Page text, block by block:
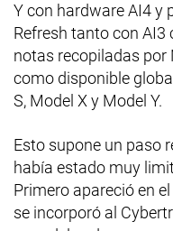
Y con hardware AI4 y
Refresh tanto con AI3
notas recopiladas por
como disponible
S, Model X y Model Y.
Esto supone un paso
había estado muy
Primero apareció en
se incorporó al